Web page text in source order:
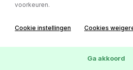
voorkeuren.
Cookie instellingen Cookies
Ga akkoord